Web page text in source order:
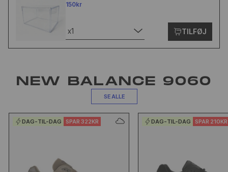
150kr
x1 TILFØJ
NEW BALANCE 9060
SE ALLE
DAG-TIL-DAG SPAR 322KR DAG-TIL-DAG SPAR 210KR